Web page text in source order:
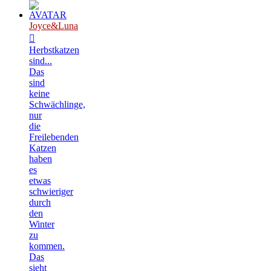
Joyce&Luna
Herbstkatzen
sind...
Das
sind
keine
Schwächlinge,
nur
die
Freilebenden
Katzen
haben
es
etwas
schwieriger
durch
den
Winter
zu
kommen.
Das
sieht